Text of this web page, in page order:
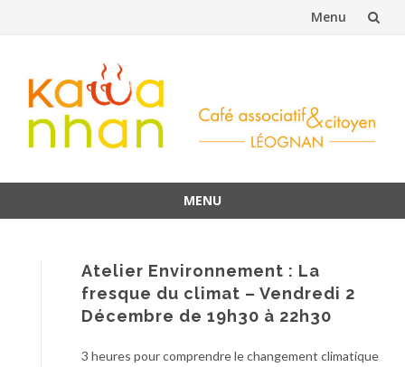
Menu
contenu
MENU
Atelier Environnement : La
fresque du climat – Vendredi 2
Décembre de 19h30 à 22h30
3 heures pour comprendre le changement climatique